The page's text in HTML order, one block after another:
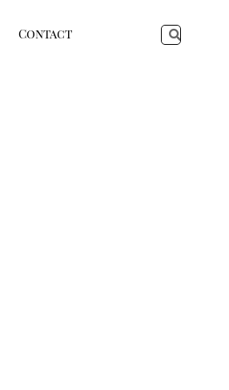
Contact